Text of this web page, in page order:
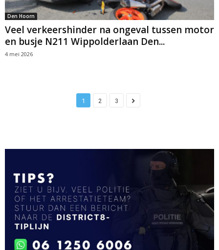
Den Hoorn
Veel verkeershinder na ongeval tussen motor
en busje N211 Wippolderlaan Den...
4 mei 2026
1 2 3